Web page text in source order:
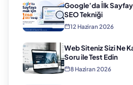
Google’da İlk
SEO Tekniği
12 Haziran 2026
Web Siteniz Sizi Ne
Soru ile Test Edin
8 Haziran 2026